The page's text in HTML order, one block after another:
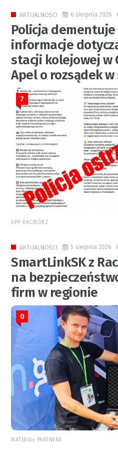
AKTUALNOŚCI 6 sierpnia 2026
Policja
informacje
stacji kolejowej w
Apel o rozsądek w
7
KPP RACIBÓRZ
AKTUALNOŚCI 5 sierpnia 2026
SmartLinkSK z
na
firm w regionie
0
MATERIAŁ PARTNERA